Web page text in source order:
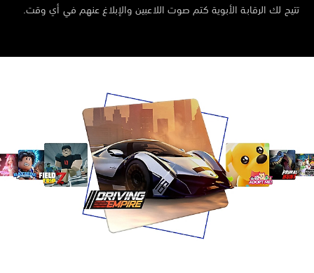
لك الرقابة الأبوية كتم صوت اللاعبين والإبلاغ عنهم في أي وقت.